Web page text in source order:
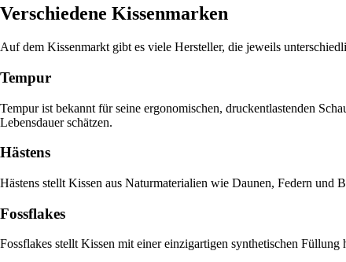
Verschiedene Kissenmarken
Auf dem Kissenmarkt gibt es viele Hersteller, die jeweils
Tempur
Tempur ist bekannt für seine ergonomischen, druckentlastenden
Lebensdauer schätzen.
Hästens
Hästens stellt Kissen aus Naturmaterialien wie Daunen, Federn
Fossflakes
Fossflakes stellt Kissen mit einer einzigartigen synthetischen